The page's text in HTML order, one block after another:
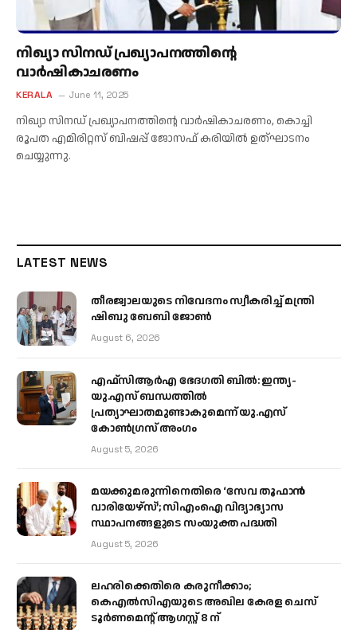
നിഖ്യാ സിനഡ് പ്രഖ്യാപനത്തിന്റെ
വാർഷികാചരണം
KERALA June 11, 2025
നിഖ്യാ സിനഡ് പ്രഖ്യാപനത്തിന്റെ വാർഷികാചരണം, കൊച്ചി
രൂപത എമിരിറ്റസ് ബിഷപ്പ് ജോസഫ് കരിയിൽ ഉത്ഘാടനം
ചെയ്യുന്നു.
LATEST NEWS
തീരജ്വാലയുടെ നിവേദനം സ്വീകരിച്ച് മന്ത്രി
ഷിബു ബേബി ജോൺ
August 6, 2026
എഫ്‌സിആർഎ ഭേദഗതി ബിൽ: ഇന്ത്യ-
യു.എസ് ബന്ധത്തിൽ
പ്രത്യാഘാതമുണ്ടാകുമെന്ന് യു.എസ്
കോൺഗ്രസ് അംഗം
August 5, 2026
മയക്കുമരുന്നിനെതിരെ ‘സേവ തൂഫാൻ
വാരിയേഴ്‌സ്’; സിഎംഐ വിദ്യാഭ്യാസ
സ്ഥാപനങ്ങളുടെ സംയുക്ത പദ്ധതി
August 5, 2026
ലഹരിക്കെതിരെ കരുനീക്കാം;
കെഎൽസിഎയുടെ അഖില കേരള ചെസ്
ടൂർണമെന്റ് ആഗസ്റ്റ് 8 ന്